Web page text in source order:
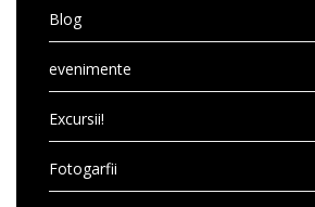
Blog
evenimente
Excursii!
Fotogarfii